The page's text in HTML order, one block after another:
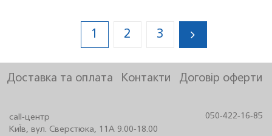
1 2 3
call-центр
КиЇв, вул. Сверстюка, 11А 9.00-18.00
050-422-16-85
Доставка та оплата Контакти Договір оферти